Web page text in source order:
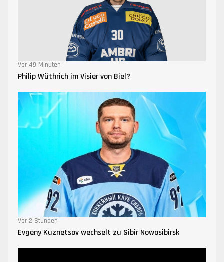
Vor 49 Minuten
Philip Wüthrich im Visier von Biel?
Vor 2 Stunden
Evgeny Kuznetsov wechselt zu Sibir Nowosibirsk